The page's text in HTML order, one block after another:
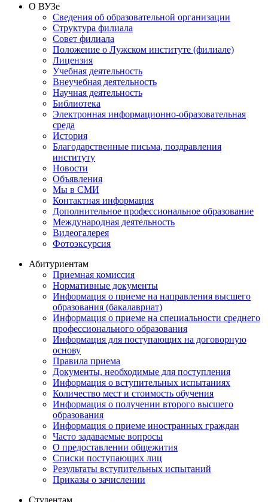
О ВУЗе
Сведения об образовательной организации
Структура филиала
Совет филиала
Положение о Лужском институте (филиале)
Лицензия
Учебная деятельность
Внеучебная деятельность
Научная деятельность
Библиотека
Электронная информационно-образовательная
среда
История
Благодарственные письма, поздравления
институту
Новости
Объявления
Мы в СМИ
Контактная информация
Дополнительное профессиональное образование
Международная деятельность
Видеогалерея
Фотоэксурсия
Абитуриентам
Приемная комиссия
Нормативные документы
Информация о приеме на направления высшего
образования (бакалавриат)
Информация о приеме на специальности среднего
профессионального образования
Информация для поступающих на договорную
основу
Правила приема
Документы, необходимые для поступления
Информация о вступительных испытаниях
Количество мест и стоимость обучения
Информация о получении второго высшего
образования
Информация о приеме иностранных граждан
Часто задаваемые вопросы
О предоставлении общежития
Списки поступающих лиц
Результаты вступительных испытаний
Приказы о зачислении
Студентам